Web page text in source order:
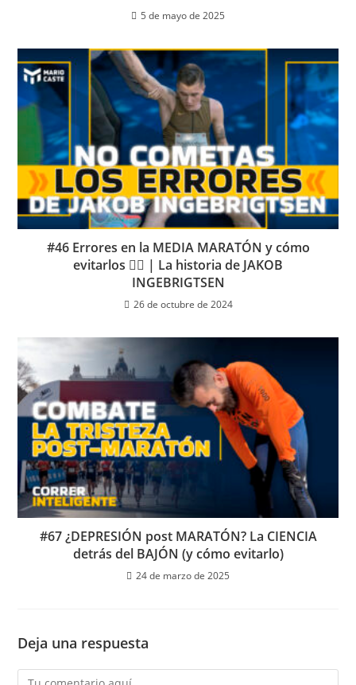
5 de mayo de 2025
#46 Errores en la MEDIA MARATÓN y cómo
evitarlos 🏃‍♂️ | La historia de JAKOB
INGEBRIGTSEN
26 de octubre de 2024
#67 ¿DEPRESIÓN post MARATÓN? La CIENCIA
detrás del BAJÓN (y cómo evitarlo)
24 de marzo de 2025
Deja una respuesta